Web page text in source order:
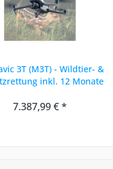
3T (M3T) - Wildtier- &
inkl. 12 Monate
7.387,99 € *